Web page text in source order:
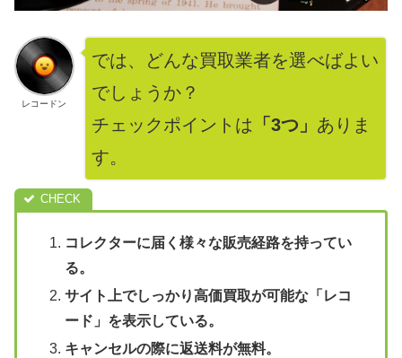
レコードン
では、どんな買取業者を選べばよい
でしょうか？
チェックポイントは 「3つ」 ありま
す。
コレクターに届く様々な販売経路を持ってい
る。
サイト上でしっかり高価買取が可能な「レコ
ード」を表示している。
キャンセルの際に返送料が無料。